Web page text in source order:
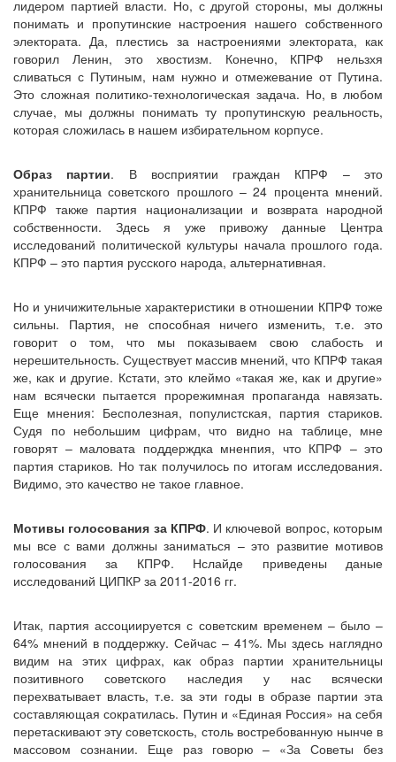
лидером партией власти. Но, с другой стороны, мы должны
понимать и пропутинские настроения нашего собственного
электората. Да, плестись за настроениями электората, как
говорил Ленин, это хвостизм. Конечно, КПРФ нельзхя
сливаться с Путиным, нам нужно и отмежевание от Путина.
Это сложная политико-технологическая задача. Но, в любом
случае, мы должны понимать ту пропутинскую реальность,
которая сложилась в нашем избирательном корпусе.
Образ партии. В восприятии граждан КПРФ – это
хранительница советского прошлого – 24 процента мнений.
КПРФ также партия национализации и возврата народной
собственности. Здесь я уже привожу данные Центра
исследований политической культуры начала прошлого года.
КПРФ – это партия русского народа, альтернативная.
Но и уничижительные характеристики в отношении КПРФ тоже
сильны. Партия, не способная ничего изменить, т.е. это
говорит о том, что мы показываем свою слабость и
нерешительность. Существует массив мнений, что КПРФ такая
же, как и другие. Кстати, это клеймо «такая же, как и другие»
нам всячески пытается прорежимная пропаганда навязать.
Еще мнения: Бесполезная, популистская, партия стариков.
Судя по небольшим цифрам, что видно на таблице, мне
говорят – маловата поддерждка мненпия, что КПРФ – это
партия стариков. Но так получилось по итогам исследования.
Видимо, это качество не такое главное.
Мотивы голосования за КПРФ. И ключевой вопрос, которым
мы все с вами должны заниматься – это развитие мотивов
голосования за КПРФ. Нслайде приведены даные
исследований ЦИПКР за 2011-2016 гг.
Итак, партия ассоциируется с советским временем – было –
64% мнений в поддержку. Сейчас – 41%. Мы здесь наглядно
видим на этих цифрах, как образ партии хранительницы
позитивного советского наследия у нас всячески
перехватывает власть, т.е. за эти годы в образе партии эта
составляющая сократилась. Путин и «Единая Россия» на себя
перетаскивают эту советскость, столь востребованную нынче в
массовом сознании. Еще раз говорю – «За Советы без